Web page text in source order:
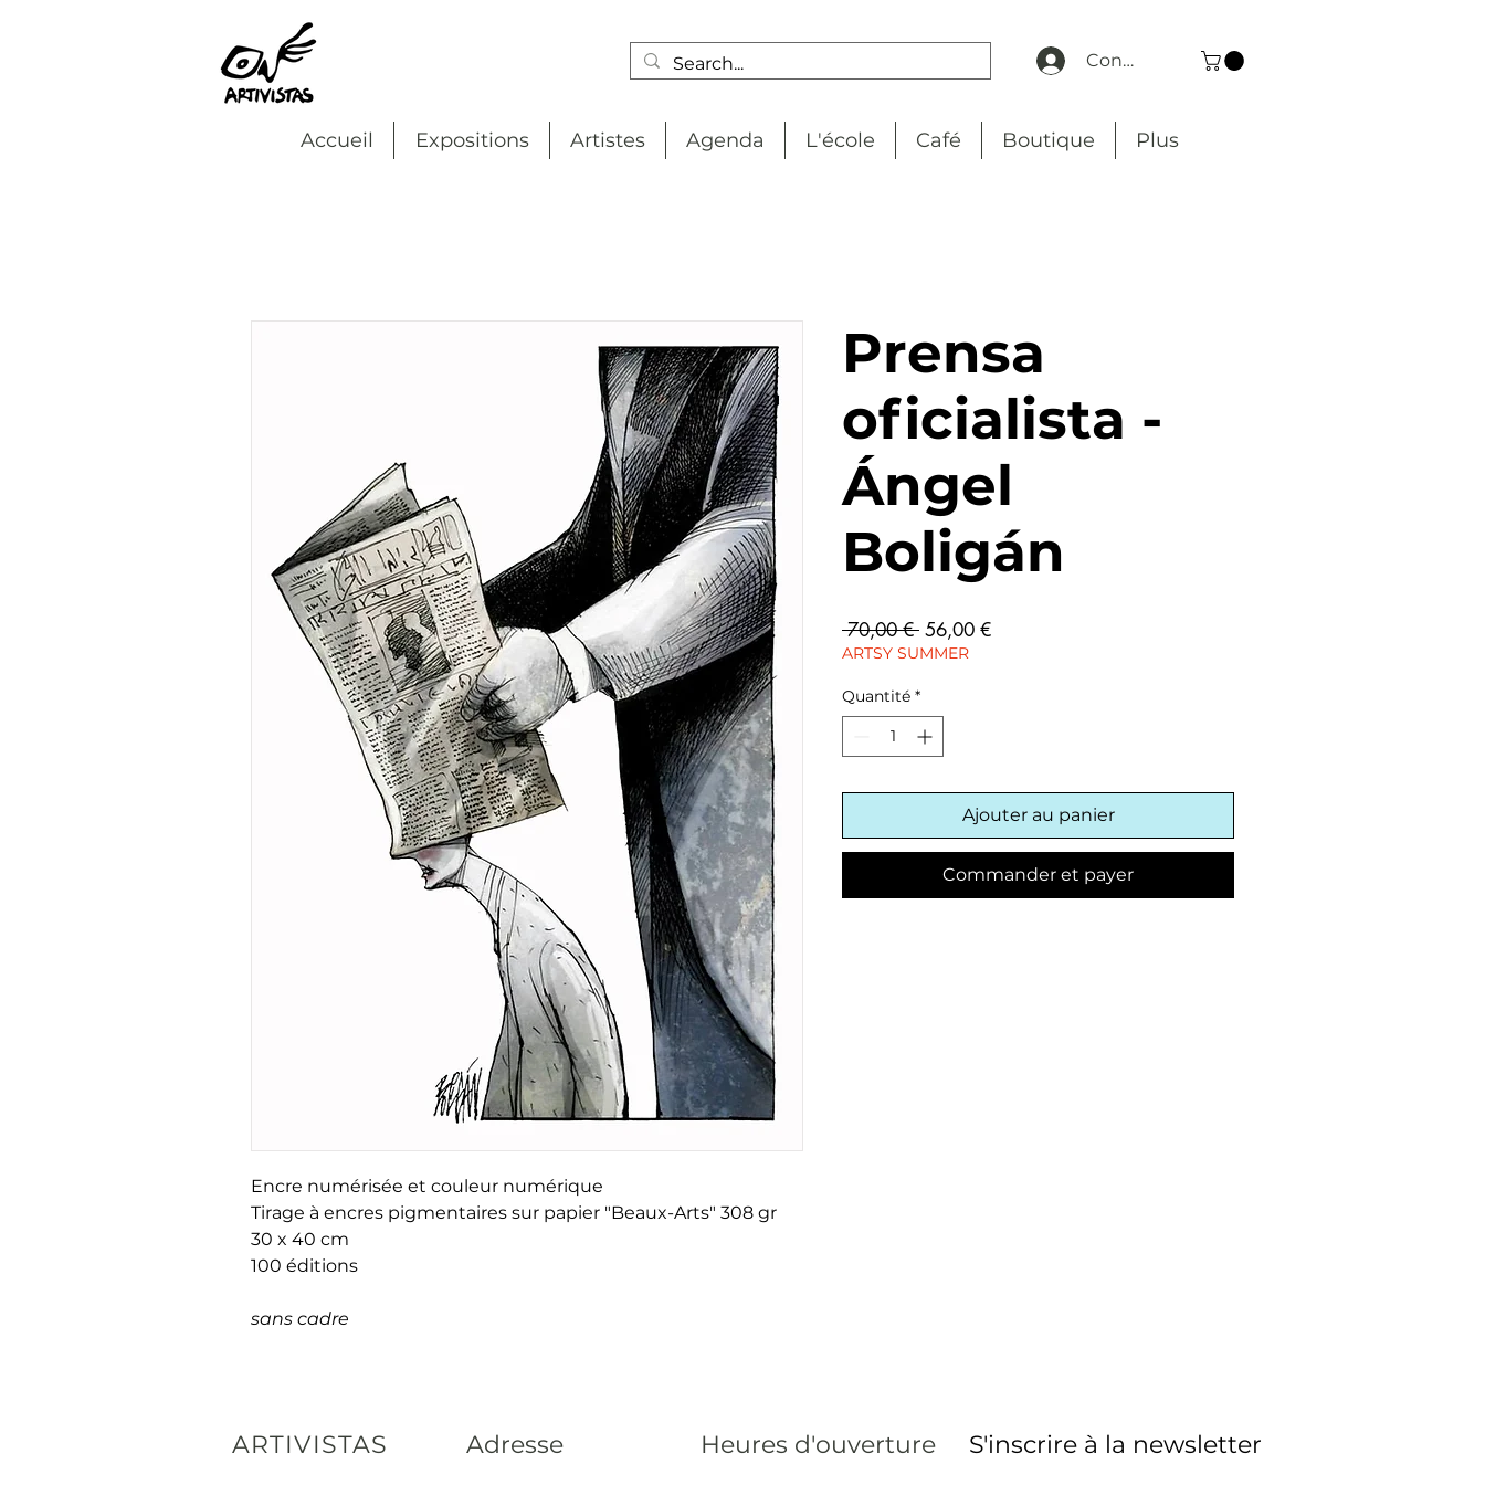
Connexion
Accueil Expositions Artistes Agenda L'école Café Boutique Plus
Encre numérisée et couleur numérique
Tirage à encres pigmentaires sur papier "Beaux-Arts" 308 gr
30 x 40 cm
100 éditions
sans cadre
Prensa
oficialista -
Ángel
Boligán
70,00 € Prix
original
56,00 €Prix
ARTSY SUMMER
Quantité *
Ajouter au panier
Commander et payer
ARTIVISTAS Adresse Heures d'ouverture S'inscrire à la newsletter